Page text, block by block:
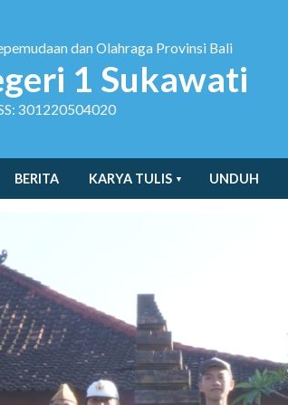
dan Olahraga Provinsi Bali
1 Sukawati
301220504020
BERITA KARYA TULIS UNDUH